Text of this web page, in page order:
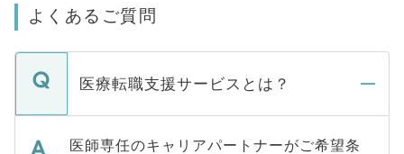
よくあるご質問
医療転職支援サービスとは？
医師専任のキャリアパートナーがご希望条